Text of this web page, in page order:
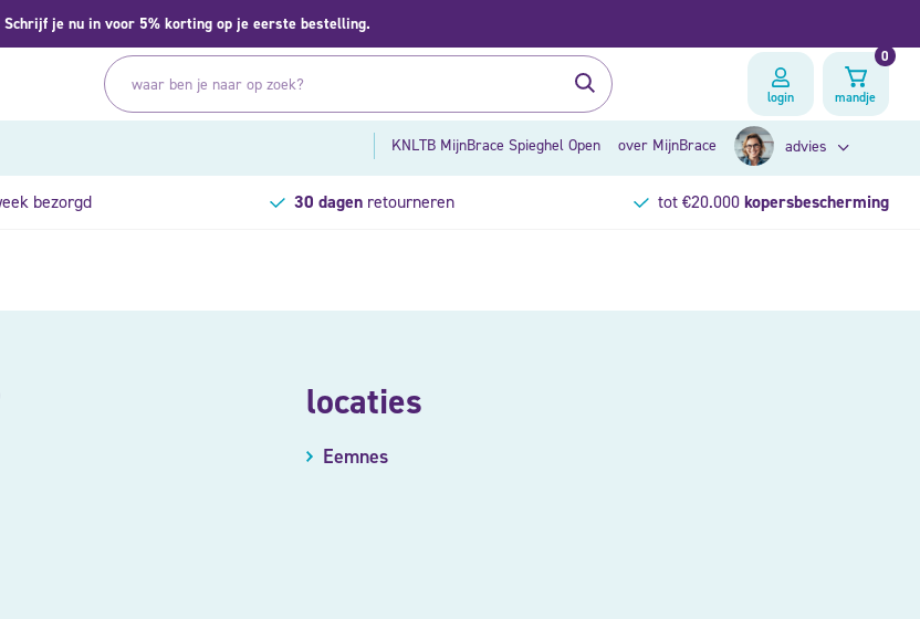
Schrijf je nu in voor 5% korting op je eerste bestelling.
login mandje
0
KNLTB MijnBrace Spieghel Open over MijnBrace advies
bezorgd 30 dagen retourneren tot €20.000kopersbescherming
locaties
Eemnes